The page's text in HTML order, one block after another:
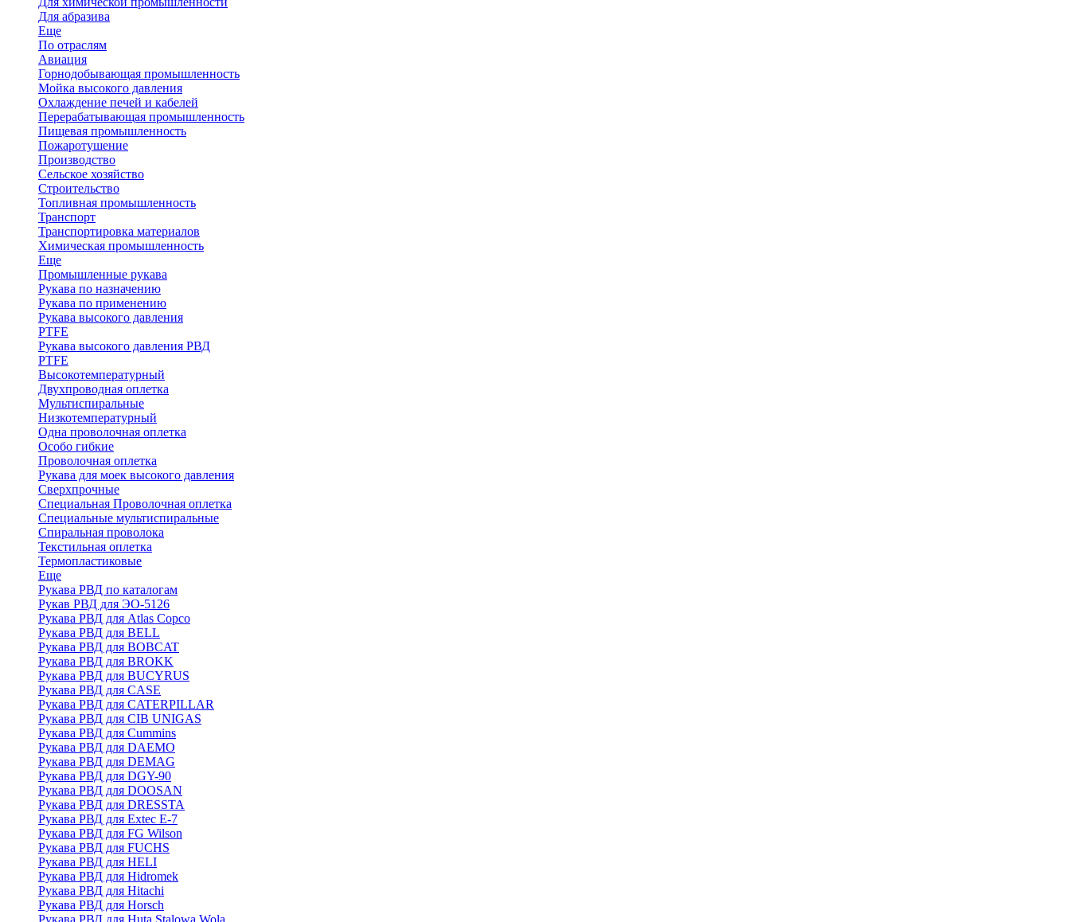
Для абразива
Еще
По отраслям
Авиация
Горнодобывающая промышленность
Мойка высокого давления
Охлаждение печей и кабелей
Перерабатывающая промышленность
Пищевая промышленность
Пожаротушение
Производство
Сельское хозяйство
Строительство
Топливная промышленность
Транспорт
Транспортировка материалов
Химическая промышленность
Еще
Промышленные рукава
Рукава по назначению
Рукава по применению
Рукава высокого давления
PTFE
Рукава высокого давления РВД
PTFE
Высокотемпературный
Двухпроводная оплетка
Мультиспиральные
Низкотемпературный
Одна проволочная оплетка
Особо гибкие
Проволочная оплетка
Рукава для моек высокого давления
Сверхпрочные
Специальная Проволочная оплетка
Специальные мультиспиральные
Спиральная проволока
Текстильная оплетка
Термопластиковые
Еще
Рукава РВД по каталогам
Рукав РВД для ЭО-5126
Рукава РВД для Atlas Copco
Рукава РВД для BELL
Рукава РВД для BOBCAT
Рукава РВД для BROKK
Рукава РВД для BUCYRUS
Рукава РВД для CASE
Рукава РВД для CATERPILLAR
Рукава РВД для CIB UNIGAS
Рукава РВД для Cummins
Рукава РВД для DAEMO
Рукава РВД для DEMAG
Рукава РВД для DGY-90
Рукава РВД для DOOSAN
Рукава РВД для DRESSTA
Рукава РВД для Extec E-7
Рукава РВД для FG Wilson
Рукава РВД для FUCHS
Рукава РВД для HELI
Рукава РВД для Hidromek
Рукава РВД для Hitachi
Рукава РВД для Horsch
Рукава РВД для Huta Stalowa Wola